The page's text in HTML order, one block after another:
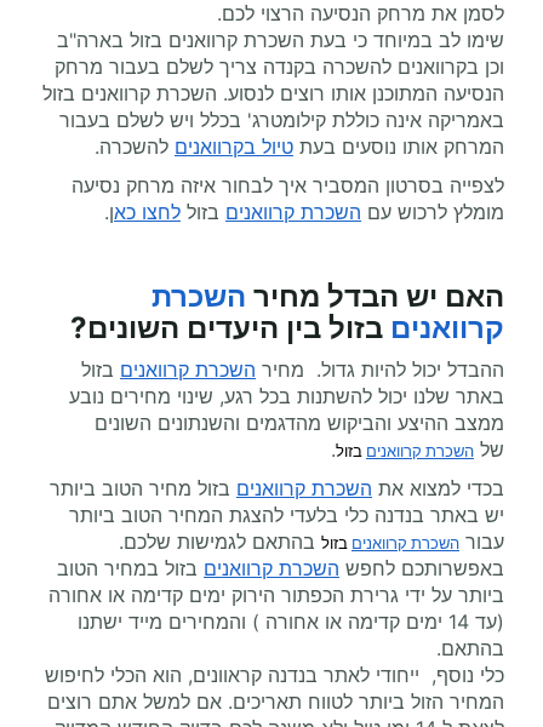
לסמן את מרחק הנסיעה הרצוי לכם.
שימו לב במיוחד כי בעת השכרת קרוואנים בזול בארה"ב
וכן בקרוואנים להשכרה בקנדה צריך לשלם בעבור מרחק
הנסיעה המתוכנן אותו רוצים לנסוע. השכרת קרוואנים בזול
באמריקה אינה כוללת קילומטרג' בכלל ויש לשלם בעבור
המרחק אותו נוסעים בעת טיול בקרוואנים להשכרה.
לצפייה בסרטון המסביר איך לבחור איזה מרחק נסיעה
מומלץ לרכוש עם השכרת קרוואנים בזול לחצו כאן.
האם יש הבדל מחיר השכרת
קרוואנים בזול בין היעדים השונים?
ההבדל יכול להיות גדול. מחיר השכרת קרוואנים בזול
באתר שלנו יכול להשתנות בכל רגע, שינוי מחירים נובע
ממצב ההיצע והביקוש מהדגמים והשנתונים השונים
של השכרת קרוואנים בזול.
בכדי למצוא את השכרת קרוואנים בזול מחיר הטוב ביותר
יש באתר בנדנה כלי בלעדי להצגת המחיר הטוב ביותר
עבור השכרת קרוואנים בזול בהתאם לגמישות שלכם.
באפשרותכם לחפש השכרת קרוואנים בזול במחיר הטוב
ביותר על ידי גרירת הכפתור הירוק ימים קדימה או אחורה
(עד 14 ימים קדימה או אחורה ) והמחירים מייד ישתנו
בהתאם.
כלי נוסף, ייחודי לאתר בנדנה קראוונים, הוא הכלי לחיפוש
המחיר הזול ביותר לטווח תאריכים. אם למשל אתם רוצים